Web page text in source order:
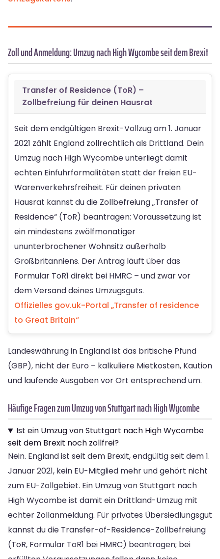
Zoll und Anmeldung: Umzug nach High Wycombe seit dem Brexit
Transfer of Residence (ToR) –
Zollbefreiung für deinen Hausrat
Seit dem endgültigen Brexit-Vollzug am 1. Januar
2021 zählt England zollrechtlich als Drittland. Dein
Umzug nach High Wycombe unterliegt damit
echten Einfuhrformalitäten statt der freien EU-
Warenverkehrsfreiheit. Für deinen privaten
Hausrat kannst du die Zollbefreiung „Transfer of
Residence“ (ToR) beantragen: Voraussetzung ist
ein mindestens zwölfmonatiger
ununterbrochener Wohnsitz außerhalb
Großbritanniens. Der Antrag läuft über das
Formular ToR1 direkt bei HMRC – und zwar vor
dem Versand deines Umzugsguts.
Offizielles gov.uk-Portal „Transfer of residence
to Great Britain“
Landeswährung in England ist das britische Pfund
(GBP), nicht der Euro – kalkuliere Mietkosten, Kaution
und laufende Ausgaben vor Ort entsprechend um.
Häufige Fragen zum Umzug von Stuttgart nach High Wycombe
Ist ein Umzug von Stuttgart nach High Wycombe
seit dem Brexit noch zollfrei?
Nein. England ist seit dem Brexit, endgültig seit dem 1.
Januar 2021, kein EU-Mitglied mehr und gehört nicht
zum EU-Zollgebiet. Ein Umzug von Stuttgart nach
High Wycombe ist damit ein Drittland-Umzug mit
echter Zollanmeldung. Für privates Übersiedlungsgut
kannst du die Transfer-of-Residence-Zollbefreiung
(ToR, Formular ToR1 bei HMRC) beantragen; bei